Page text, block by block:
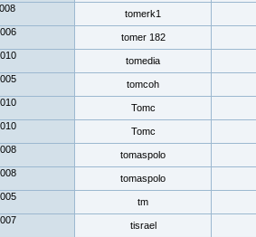
tomerk1
tomer 182
tomedia
tomcoh
Tomc
Tomc
tomaspolo
tomaspolo
tm
tisrael